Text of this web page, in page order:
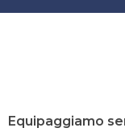
Equipaggiamo